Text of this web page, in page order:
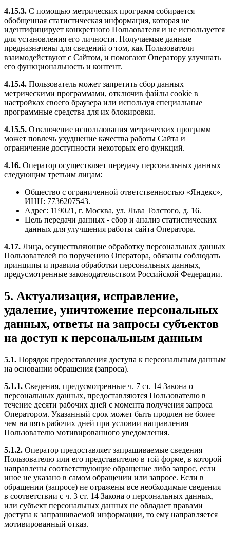
4.15.3. С помощью метрических программ собирается
обобщенная статистическая информация, которая не
идентифицирует конкретного Пользователя и не используется
для установления его личности. Получаемые данные
предназначены для сведений о том, как Пользователи
взаимодействуют с Сайтом, и помогают Оператору улучшать
его функциональность и контент.
4.15.4. Пользователь может запретить сбор данных
метрическими программами, отключив файлы cookie в
настройках своего браузера или используя специальные
программные средства для их блокировки.
4.15.5. Отключение использования метрических программ
может повлечь ухудшение качества работы Сайта и
ограничение доступности некоторых его функций.
4.16. Оператор осуществляет передачу персональных данных
следующим третьим лицам:
Общество с ограниченной ответственностью «Яндекс»,
ИНН: 7736207543.
Адрес: 119021, г. Москва, ул. Льва Толстого, д. 16.
Цель передачи данных - сбор и анализ статистических
данных для улучшения работы сайта Оператора.
4.17. Лица, осуществляющие обработку персональных данных
Пользователей по поручению Оператора, обязаны соблюдать
принципы и правила обработки персональных данных,
предусмотренные законодательством Российской Федерации.
5. Актуализация, исправление,
удаление, уничтожение персональных
данных, ответы на запросы субъектов
на доступ к персональным данным
5.1. Порядок предоставления доступа к персональным данным
на основании обращения (запроса).
5.1.1. Сведения, предусмотренные ч. 7 ст. 14 Закона о
персональных данных, предоставляются Пользователю в
течение десяти рабочих дней с момента получения запроса
Оператором. Указанный срок может быть продлен не более
чем на пять рабочих дней при условии направления
Пользователю мотивированного уведомления.
5.1.2. Оператор предоставляет запрашиваемые сведения
Пользователю или его представителю в той форме, в которой
направлены соответствующие обращение либо запрос, если
иное не указано в самом обращении или запросе. Если в
обращении (запросе) не отражены все необходимые сведения
в соответствии с ч. 3 ст. 14 Закона о персональных данных,
или субъект персональных данных не обладает правами
доступа к запрашиваемой информации, то ему направляется
мотивированный отказ.